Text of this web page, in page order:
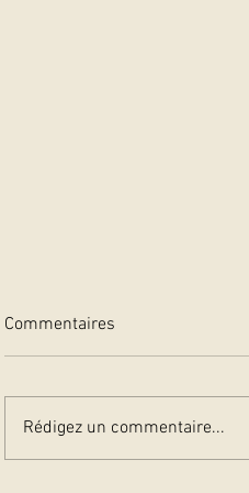
30 ans déja!
Commentaires
Rédigez un commentaire...